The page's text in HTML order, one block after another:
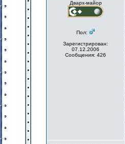
Дварх-майор
Пол:
Зарегистрирован:
07.12.2006
Сообщения: 426